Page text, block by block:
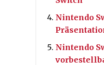
Nintendo
Nintendo